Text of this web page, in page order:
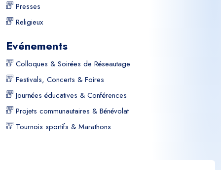
Presses
Religieux
Evénements
Colloques & Soirées de Réseautage
Festivals, Concerts & Foires
Journées éducatives & Conférences
Projets communautaires & Bénévolat
Tournois sportifs & Marathons